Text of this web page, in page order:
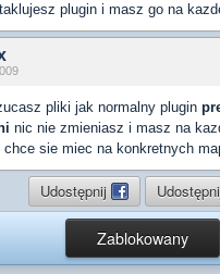
plugin i masz go na
pliki jak normalny plugin
nic nie zmieniasz i masz na
sie miec na konkretnych
Udostępnij
Zablokowany